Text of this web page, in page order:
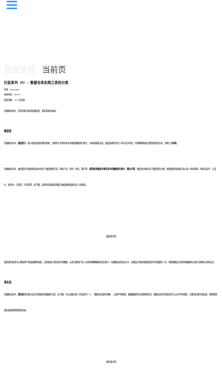
当前页
扫盲系列（9）：数据仓库实践之表的分类
作者：finedatalink
发布时间：2023.8.7
阅读次数：1,615 次浏览
在数据仓库中，常见的表分类包括维度表、事实表和拉链表。
维度表
在数据仓库中， 维度表是一类与事实表相关联的表格，主要用于对事实表中存储的数据进行统计、分析和报表生成。维度表通常包含一些与业务状态、代码解释和统计属性相关的信息，也称之为码表。
在数据仓库中，维度表用于描述事实表中的各个维度属性信息，例如产品、时间、地点、客户等， 通常使用维度对事实表中的数据进行统计、聚合计算。维度表主要包含了维度表的主键、维度属性的描述信息以及一些状态码，例如未支付、已支
付、发货中、已发货、已完成等，如下图，这些状态码通常需要与维度属性描述信息一起体现。
维度表示例
维度表的使用可以帮助用户快速准确地钻取、过滤和统计事实表中的数据，从而方便用户深入分析和理解数据背后的意义。在数据仓库的设计中，正确设计和使用维度表是非常重要的一步，需要根据业务需求和数据特点进行合理的分析和设计。
事实表
在数据仓库中， 事实表是存储与业务对象相关的数据的主表，如下图。可以回顾 文章《扫盲系列（3）：数据仓库架构详解》，这里不再赘述。 根据数据的生命周期和特点，数据仓库中的事实表可以分为不同类型，主要包括事务事实表、周期快照
事实表和累积快照事实表。
事实表示例